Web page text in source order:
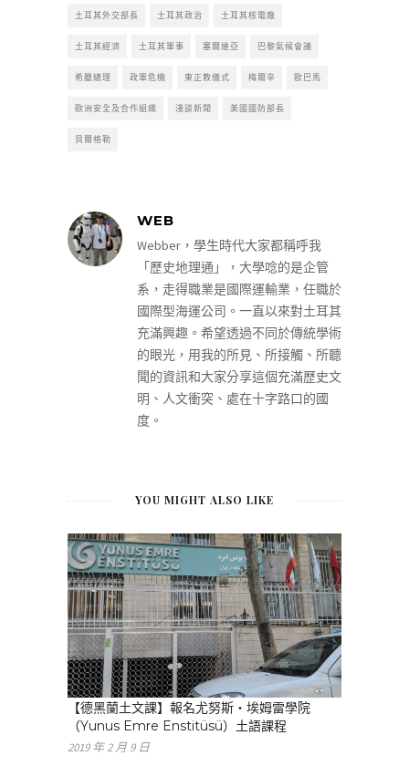
土耳其外交部長 土耳其政治 土耳其核電廠
土耳其經濟 土耳其軍事 塞爾維亞 巴黎氣候會議
希臘總理 政軍危機 東正教儀式 梅爾辛 歐巴馬
歐洲安全及合作組織 淺談新聞 美國國防部長
貝爾格勒
WEB
Webber，學生時代大家都稱呼我
「歷史地理通」，大學唸的是企管
系，走得職業是國際運輸業，任職於
國際型海運公司。一直以來對土耳其
充滿興趣。希望透過不同於傳統學術
的眼光，用我的所見、所接觸、所聽
聞的資訊和大家分享這個充滿歷史文
明、人文衝突、處在十字路口的國
度。
YOU MIGHT ALSO LIKE
【德黑蘭土文課】報名尤努斯・埃姆雷學院
（Yunus Emre Enstitüsü）土語課程
2019 年 2 月 9 日